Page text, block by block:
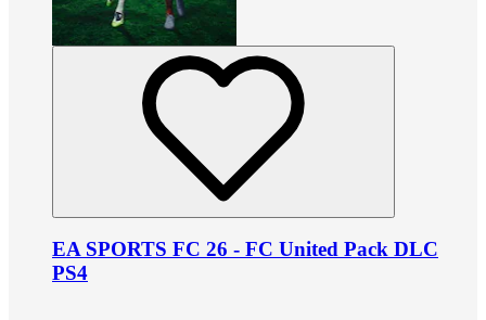
EA SPORTS FC 26 - FC United Pack DLC
PS4